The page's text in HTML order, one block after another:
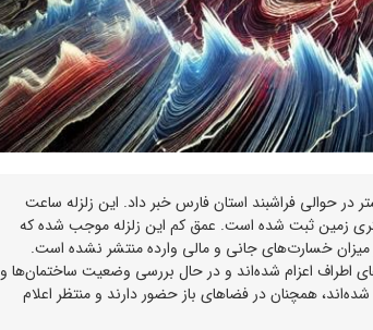
موسسه ژئوفیزیک دانشگاه تهران از وقوع زمین لرزه‌ای به قدرت ۴ ریشتر در حوالی فراشبند استان فارس خبر داد. این زلزله ساعت
(پنجشنبه ۳۱ اردیبهشت ۱۴۰۵) به وقوع پیوسته و در عمق ۱۰ کیلومتری زمین ثبت شده است. عمق کم این زلزله موجب شده که
خسارت‌های جانی و مالی وارده منتشر نشده است.
اطراف اعزام شده‌اند و در حال بررسی وضعیت ساختمان‌ها و
همچنان در فضاهای باز حضور دارند و منتظر اعلام